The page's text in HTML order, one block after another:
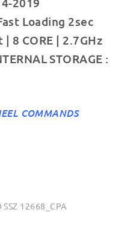
Loading 2sec
8 CORE | 2.7GHz
STORAGE :
COMMANDS
SSZ 12668_CPA